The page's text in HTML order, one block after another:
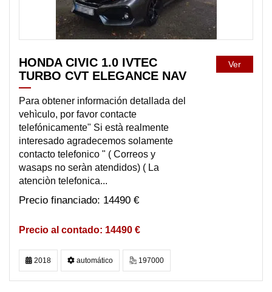
HONDA CIVIC 1.0 IVTEC
TURBO CVT ELEGANCE NAV
Para obtener información detallada del
vehìculo, por favor contacte
telefónicamente" Si està realmente
interesado agradecemos solamente
contacto telefonico " ( Correos y
wasaps no seràn atendidos) ( La
atenciòn telefonica...
14490 €
14490 €
Ver
2018 automático 197000